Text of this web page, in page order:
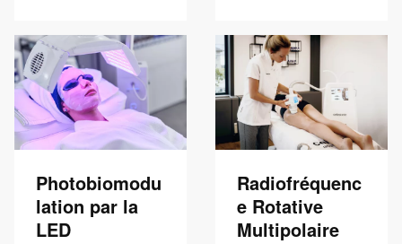
Photobiomodu
lation par la
LED
Radiofréquenc
e Rotative
Multipolaire